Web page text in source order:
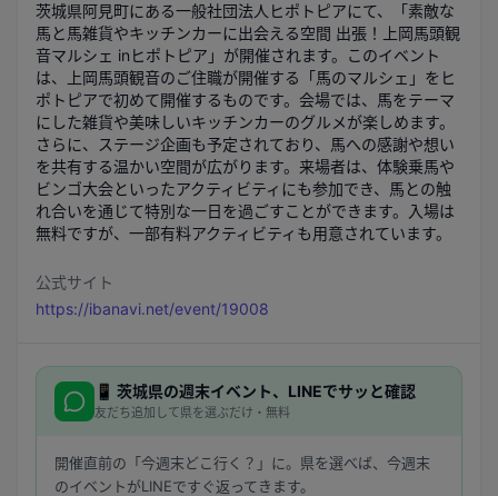
茨城県阿見町にある一般社団法人ヒポトピアにて、「素敵な
馬と馬雑貨やキッチンカーに出会える空間 出張！上岡馬頭観
音マルシェ inヒポトピア」が開催されます。このイベント
は、上岡馬頭観音のご住職が開催する「馬のマルシェ」をヒ
ポトピアで初めて開催するものです。会場では、馬をテーマ
にした雑貨や美味しいキッチンカーのグルメが楽しめます。
さらに、ステージ企画も予定されており、馬への感謝や想い
を共有する温かい空間が広がります。来場者は、体験乗馬や
ビンゴ大会といったアクティビティにも参加でき、馬との触
れ合いを通じて特別な一日を過ごすことができます。入場は
無料ですが、一部有料アクティビティも用意されています。
公式サイト
https://ibanavi.net/event/19008
📱 茨城県の週末イベント、LINEでサッと確認
友だち追加して県を選ぶだけ・無料
開催直前の「今週末どこ行く？」に。県を選べば、今週末
のイベントがLINEですぐ返ってきます。